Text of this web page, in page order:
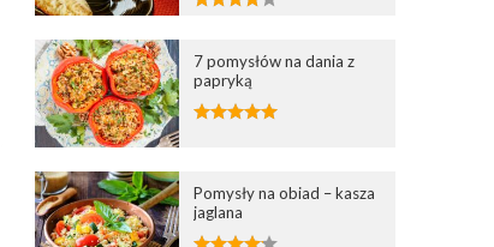
7 pomysłów na dania z
papryką
Pomysły na obiad – kasza
jaglana